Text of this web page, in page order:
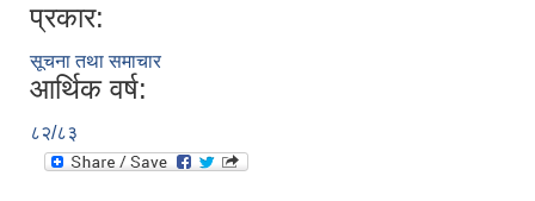
प्रकार:
सूचना तथा समाचार
आर्थिक वर्ष:
८२/८३